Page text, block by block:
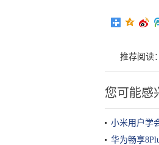
推荐阅读：
您可能感
小米用户学
华为畅享